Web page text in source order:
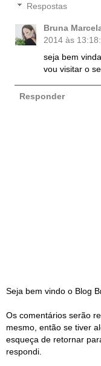
Respostas
Bruna
2014 às
seja bem
vou visitar o
Responder
Seja bem vindo o Blog
Os comentários serão
mesmo, então se tiver
esqueça de retornar
respondi.